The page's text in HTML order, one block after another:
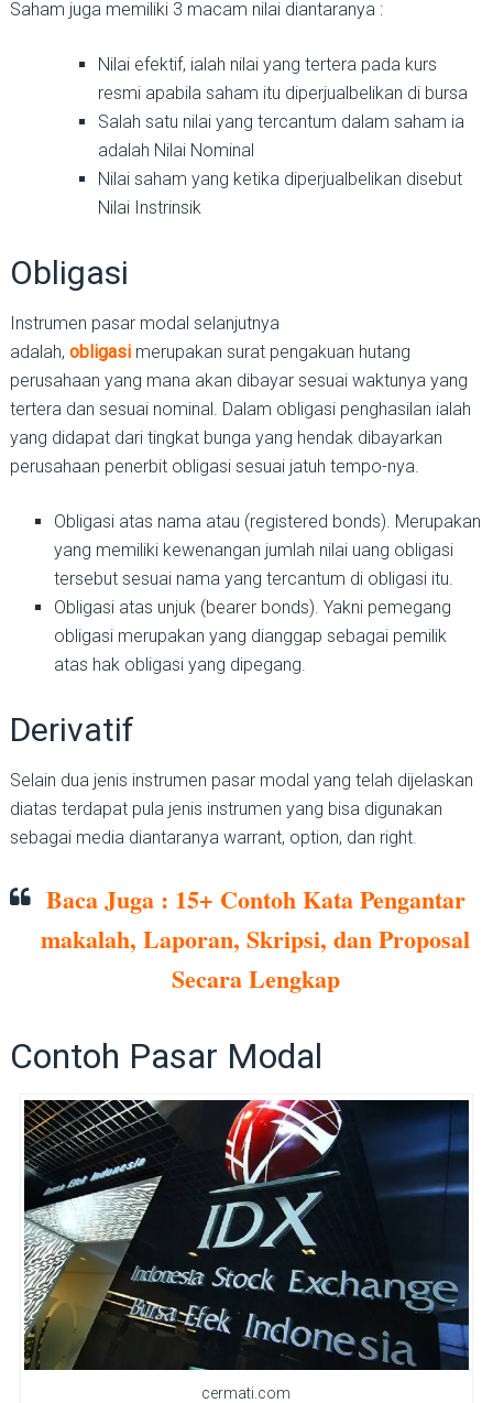
Saham juga memiliki 3 macam nilai diantaranya :
Nilai efektif, ialah nilai yang tertera pada kurs
resmi apabila saham itu diperjualbelikan di bursa
Salah satu nilai yang tercantum dalam saham ia
adalah Nilai Nominal
Nilai saham yang ketika diperjualbelikan disebut
Nilai Instrinsik
Obligasi
Instrumen pasar modal selanjutnya
adalah, obligasi merupakan surat pengakuan hutang
perusahaan yang mana akan dibayar sesuai waktunya yang
tertera dan sesuai nominal. Dalam obligasi penghasilan ialah
yang didapat dari tingkat bunga yang hendak dibayarkan
perusahaan penerbit obligasi sesuai jatuh tempo-nya.
Obligasi atas nama atau (registered bonds). Merupakan
yang memiliki kewenangan jumlah nilai uang obligasi
tersebut sesuai nama yang tercantum di obligasi itu.
Obligasi atas unjuk (bearer bonds). Yakni pemegang
obligasi merupakan yang dianggap sebagai pemilik
atas hak obligasi yang dipegang.
Derivatif
Selain dua jenis instrumen pasar modal yang telah dijelaskan
diatas terdapat pula jenis instrumen yang bisa digunakan
sebagai media diantaranya warrant, option, dan right.
Baca Juga : 15+ Contoh Kata Pengantar
makalah, Laporan, Skripsi, dan Proposal
Secara Lengkap
Contoh Pasar Modal
cermati.com